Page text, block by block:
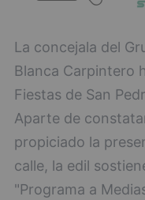
La concejala del
Blanca Carpintero
Fiestas de San
Aparte de
propiciado la
calle, la edil
"Programa a